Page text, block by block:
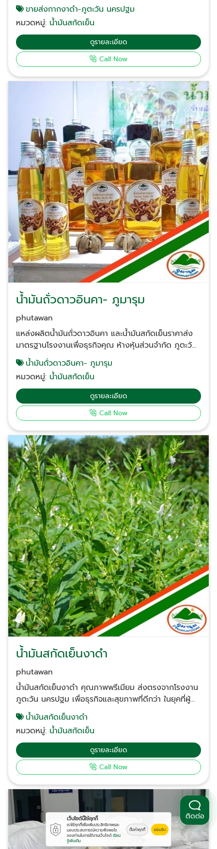
เย็นที่ดีที่สุดตั้งแต่วันนี้! อย่าปล่อยให้คุณภาพวัตถุดิบที่เป็น
รอง ฉุดรั้งความสำเร็จของธุรกิจคุณ เลือก หจก. ภูตะวัน
นครปฐม เป็นพาร์ทเนอร์ผู้จัดจำหน่าย ขายส่งน้ำมันสกัด
เย็น ที่คุณไว้ใจได้ โปรโมชั่นพิเศษสำหรับลูกค้าใหม่: ติดต่อ
สอบถามใบเสนอราคาและขอรับตัวอย่างสินค้าเพื่อทดสอบ
คุณภาพได้ฟรีวันนี้ (จำนวนจำกัดต่อเดือน) ช่องทางการ
ติดต่อ ชื่อหน่วยงาน: ห้างหุ้นส่วนจำกัด ภูตะวัน นครปฐม
สถานที่ตั้ง: จังหวัดนครปฐม (จัดส่งทั่วประเทศ) โทรศัพท์:
084-133-6943, 089-156-9425 "เพราะความสำเร็จของ
ติดต่อสั่งซื้อน้ำมันสกัดเย็น หรือสนใจทำOEM โทรสอบถาม
ได้ที่ 084-133-6943, 089-156-9425 ห้างหุ้นส่วนจำกัด
ภูตะวัน นครปฐม
โครงการของคุณจะอยู่ที่ไหน เรามีระบบขนส่งที่รัดกุม มั่นใจ
ได้ว่าสินค้าจะถึงมือในสภาพสมบูรณ์ที่สุด ตัวอย่างการนำ
ไปใช้งานสำหรับลูกค้าองค์กร อุตสาหกรรมบำรุงสุขภาพ:
นำน้ำมันงาดำไปเป็นส่วนผสมหลักในผลิตภัณฑ์เสริมอาหาร
เพื่อดูแลข้อเข่าและกระดูก อุตสาหกรรมเครื่องสำอาง: ใช้
เป็น Base Oil สำหรับการผลิตเซรั่มบำรุงผิวหรือน้ำมัน
นวดสปาเกรดสูง ธุรกิจอาหารฟังก์ชัน (Functional
Food): ใช้ น้ำมันรำข้าวและจมูกข้าว เพื่อเพิ่มสารต้านอนุมูล
อิสระในผลิตภัณฑ์อาหารพร้อมทาน คำถามที่พบบ่อยเกี่ยว
กับน้ำมันสกัดเย็น Q: น้ำมันงาดำขายส่ง ของภูตะวัน
นครปฐม มีการควบคุมคุณภาพอย่างไร? A: เราคัดสรร
เมล็ดงาดำสายพันธุ์ดี ผ่านกระบวนการทำความสะอาดและ
สกัดเย็นในห้องที่ควบคุมความสะอาดอย่างดี สินค้าทุกล็อต
ผ่านการตรวจสอบคุณภาพก่อนส่งถึงมือลูกค้า เพื่อให้
มั่นใจว่าเป็นน้ำมันงาดำแท้ 100% Q: นอกจากน้ำมันงาดำ
มีน้ำมันสกัดเย็นชนิดอื่นบริการไหม? A: มีครับ เรามี
ผลิตภัณฑ์ที่หลากหลาย เช่น ภูมารุม น้ำมันสกัดเย็นแท้
(น้ำมันมะรุม) และ น้ำมันรำข้าวและจมูกข้าว ซึ่งเป็นที่
ต้องการสูงในกลุ่มอุตสาหกรรมสุขภาพและอาหารเสริม Q:
สั่งซื้อจำนวนมาก (B2B) มีขั้นต่ำในการจัดส่งอย่างไร? A:
เรายืดหยุ่นตามความต้องการของลูกค้าองค์กรและโรงงาน
สามารถปรึกษาปริมาณการสั่งซื้อที่เหมาะสมเพื่อรับราคา
ขายส่งพิเศษพร้อมเงื่อนไขการจัดส่งทั่วประเทศ ยกระดับ
ธุรกิจของคุณด้วยวัตถุดิบคุณภาพจาก ภูตะวัน นครปฐม
อย่าปล่อยให้คุณภาพสินค้าของคุณสั่นคลอนเพราะวัตถุดิบ
ที่ไม่ชัดเจน ให้เราเป็นส่วนหนึ่งในความสำเร็จของธุรกิจคุณ
ด้วย น้ำมันงาดำขายส่ง และผลิตภัณฑ์สกัดเย็นที่ได้รับ
ความไว้วางใจจากผู้ประกอบการทั่วประเทศ ติดต่อสอบถาม
เพื่อรับใบเสนอราคาหรือปรึกษาข้อมูลสินค้า: ที่ตั้ง: ห้างหุ้น
ส่วนจำกัด ภูตะวัน นครปฐม (สำนักงานใหญ่) โทร: 084-
133-6943, 089-156-9425 Facebook: ภูตะวัน
นครปฐม พิเศษ! สำหรับลูกค้าโครงการหรือโรงงานที่
ติดต่อวันนี้ รับคำปรึกษาด้านการเลือกเกรดน้ำมันให้เหมาะ
กับผลิตภัณฑ์ของคุณโดยผู้เชี่ยวชาญฟรี น้ำมันงาดำ
ขายส่ง-ภูมารุม นครปฐม ติดต่อสั่งซื้อน้ำมันสกัดเย็น หรือ
สนใจทำOEM โทรสอบถามได้ที่ 084-133-6943, 089-
156-9425 ห้างหุ้นส่วนจำกัด ภูตะวัน นครปฐม
ขายส่งกากงาดำ-ภูตะวัน นครปฐม
หมวดหมู่: น้ำมันสกัดเย็น
ดูรายละเอียด
Call Now
น้ำมันถั่วดาวอินคา- ภูมารุม
phutawan
แหล่งผลิตน้ำมันถั่วดาวอินคา และน้ำมันสกัดเย็นราคาส่ง
มาตรฐานโรงงานเพื่อธุรกิจคุณ ห้างหุ้นส่วนจำกัด ภูตะวัน
นครปฐม เราคือผู้เชี่ยวชาญด้านการผลิตและจำหน่ายน้ำมัน
สกัดเย็นคุณภาพสูงจากแหล่งวัตถุดิบธรรมชาติในจังหวัด
นครปฐม เราเข้าใจดีว่ากลุ่มลูกค้าองค์กร โรงงาน และโปร
เจกต์ต่าง ๆ ต้องการวัตถุดิบที่มีมาตรฐานความสะอาด
ความบริสุทธิ์ และการส่งมอบที่ตรงเวลา เพื่อนำไปต่อยอด
ในอุตสาหกรรมอาหาร เสริมอาหาร และเครื่องสำอางอย่าง
ตอบโจทย์ทุกอุตสาหกรรม หากคุณกำลังมองหา น้ำมันถั่ว
ดาวอินคา ที่อุดมไปด้วย Omega 3, 6, 9 หรือน้ำมันสกัด
เย็นชนิดอื่น ๆ เพื่อนำไปใช้เป็นส่วนประกอบหลักใน
ผลิตภัณฑ์ของคุณ ภูตะวัน นครปฐม พร้อมให้บริการในรูป
แบบราคาส่งที่คุ้มค่า สินค้าและบริการของเราเหมาะสำหรับ:
โรงงานผลิตอาหารเสริม: ที่ต้องการน้ำมันสกัดเย็นเกด
พรีเมียม มีใบรับรองมาตรฐาน ผู้ประกอบการ SME: ที่
ต้องการสร้างแบรนด์ตัวเองและมองหาแหล่งผลิตที่เชื่อถือ
ได้ จัดซื้อหน่วยงาน/โครงการ: ที่เน้นความโปร่งใสของ
แหล่งที่มาและกำลังการผลิตที่ต่อเนื่อง ทำไมต้องเลือก
น้ำมันสกัดเย็นจาก ภูตะวัน นครปฐม? ในตลาดที่มีตัวเลือก
มากมาย เราสร้างความแตกต่างด้วย "คุณภาพที่พิสูจน์ได้"
และ "ความใส่ใจในฐานะคู่ค้า" คุณสมบัติ ภูตะวัน นครปฐม
แหล่งผลิตทั่วไป กรรมวิธีการผลิต สกัดเย็น (Cold
Pressed) 100% คงคุณค่าสารอาหารครบถ้วน อาจมีการ
ปนเปื้อนความร้อนทำให้สารอาหารลดลง มาตรฐานความ
สะอาด ควบคุมการผลิตในระบบปิด ปลอดภัยจากสิ่งเจือปน
มาตรฐานโรงงานขนาดเล็กอาจไม่เสถียร การจัดส่ง
รองรับการสั่งซื้อปริมาณมาก (Bulk Order) ทั่วประเทศ
สินค้าอาจมีไม่เพียงพอต่อความต้องการต่อเนื่อง ความ
เชี่ยวชาญ มีหน้าร้านและฐานผลิตชัดเจนที่นครปฐม ส่วน
ใหญ่เป็นพ่อค้าคนกลาง ตัวอย่างการนำไปใช้งานสำหรับ
ลูกค้าองค์กร กลุ่ม Beauty & Skincare: ใช้ น้ำมันมะรุม
หรือ น้ำมันถั่วดาวอินคา เป็นส่วนผสมหลักใน Serum หรือ
Oil บำรุงผิว เนื่องจากมีสารต้านอนุมูลอิสระสูง กลุ่ม
Wellness & Supplement: นำ น้ำมันงาดำ สกัดเย็นไป
บรรจุซอฟต์เจล (Softgel) เพื่อบำรุงข้อต่อและกระดูก
กลุ่มการผลิตสินค้าแบรนด์ ภูมารุม: สำหรับดีลเลอร์ที่
ต้องการรับสินค้าสำเร็จรูปภายใต้แบรนด์ที่ติดตลาดอยู่
แล้วไปกระจายต่อ คำถามที่พบบ่อยเกี่ยวกับการสั่งซื้อน้ำมัน
สกัดเย็น Q: ต้องการสั่งซื้อน้ำมันถั่วดาวอินคา-ภูมารุม ใน
ราคาส่งต้องทำอย่างไร? A: ลูกค้าสามารถติดต่อแจ้ง
จำนวนที่ต้องการใช้งาน (เป็นลิตรหรือแกลลอน) เพื่อรับใบ
เสนอราคาพิเศษสำหรับ B2B ได้โดยตรงครับ เรามีสต็อก
พร้อมส่งทั่วประเทศ Q: นอกจากน้ำมันถั่วดาวอินคา มี
น้ำมันถั่วดาวอินคา- ภูมารุม
หมวดหมู่: น้ำมันสกัดเย็น
ดูรายละเอียด
Call Now
น้ำมันสกัดเย็นงาดำ
phutawan
น้ำมันสกัดเย็นงาดำ คุณภาพพรีเมียม ส่งตรงจากโรงงาน
ภูตะวัน นครปฐม เพื่อธุรกิจและสุขภาพที่ดีกว่า ในยุคที่ผู้
บริโภคให้ความสำคัญกับสุขภาพเป็นอันดับหนึ่ง ห้างหุ้น
ส่วนจำกัด ภูตะวัน นครปฐม เราเข้าใจดีว่าการส่งมอบ
ผลิตภัณฑ์ที่มีคุณภาพมาตรฐานสูงคือหัวใจของธุรกิจ เรา
เป็นผู้เชี่ยวชาญด้านการผลิตและจำหน่าย น้ำมันสกัดเย็นงา
ดำ ที่คงคุณค่าสารอาหารจากธรรมชาติไว้อย่างครบถ้วน
เพื่อสนับสนุนผู้ประกอบการ ธุรกิจอาหารเสริม และโครงการ
บริการที่รวดเร็ว น้ำมันสกัดเย็นงาดำ คืออะไร? และทำไมถึง
เป็นไอเทมที่ทุกโครงการ ต้องมี น้ำมันสกัดเย็นงาดำ (Cold
Pressed Black Sesame Oil) คือน้ำมันที่ได้จากการสกัด
เมล็ดงาดำโดยไม่ผ่านความร้อนสูง เพื่อรักษา "เซซามิน"
(Sesamin) และวิตามินต่างๆ ให้ยังคงประสิทธิภาพสูงสุด
น้ำมันสกัดเย็นงาดำ
หมวดหมู่: น้ำมันสกัดเย็น
ดูรายละเอียด
Call Now
ติดต่อ
เว็บไซต์นี้ใช้คุกกี้
เราใช้คุกกี้เพื่อเพิ่มประสิทธิภาพและ
มอบประสบการณ์ความพึงพอใจ
ของท่านในการใช้งานเว็บไซต์ เรียน
รู้เพิ่มเติม
ตั้งค่าคุกกี้ ยอมรับ